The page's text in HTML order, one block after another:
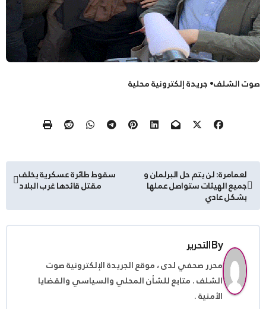
صوت الشلف• جريدة إلكترونية محلية
تصفّح
المقالات
لعمامرة: لن يتم حل البرلمان و
جميع الهيئات ستواصل عملها
بشكل عادي
سقوط طائرة عسكرية يخلف
مقتل قائدها غرب البلاد
Byالتحرير
محرر صحفي لدى ، موقع الجريدة الإلكترونية صوت
الشلف . متابع للشأن المحلي والسياسي والقضايا
الأمنية .